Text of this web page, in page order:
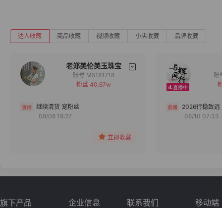
达人收藏 商品收藏 视频收藏 小店收藏 品牌收藏
老郑美伦美玉珠宝
备注
账号 M5181718
粉丝 40.67w
继续清货 宠粉丝
08/08 19:27
立即收藏
2026行稳致远
08/10 07:33
旗下产品 企业信息 联系我们 移动端